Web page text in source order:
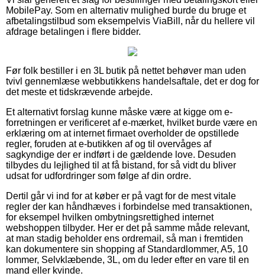
MobilePay. Som en alternativ mulighed burde du bruge et
afbetalingstilbud som eksempelvis ViaBill, når du hellere vil
afdrage betalingen i flere bidder.
Før folk bestiller i en 3L butik på nettet behøver man uden
tvivl gennemlæse webbutikkens handelsaftale, det er dog for
det meste et tidskrævende arbejde.
Et alternativt forslag kunne måske være at kigge om e-
forretningen er verificeret af e-mærket, hvilket burde være en
erklæring om at internet firmaet overholder de opstillede
regler, foruden at e-butikken af og til overvåges af
sagkyndige der er indført i de gældende love. Desuden
tilbydes du lejlighed til at få bistand, for så vidt du bliver
udsat for udfordringer som følge af din ordre.
Dertil går vi ind for at køber er på vagt for de mest vitale
regler der kan håndhæves i forbindelse med transaktionen,
for eksempel hvilken ombytningsrettighed internet
webshoppen tilbyder. Her er det på samme måde relevant,
at man stadig beholder ens ordremail, så man i fremtiden
kan dokumentere sin shopping af Standardlommer, A5, 10
lommer, Selvklæbende, 3L, om du leder efter en vare til en
mand eller kvinde.